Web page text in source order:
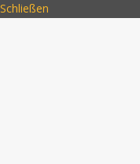
Schließen